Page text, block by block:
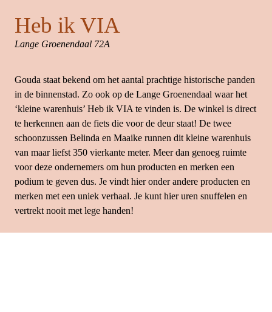
Heb ik VIA
Lange Groenendaal 72A
Gouda staat bekend om het aantal prachtige historische panden
in de binnenstad. Zo ook op de Lange Groenendaal waar het
‘kleine warenhuis’ Heb ik VIA te vinden is. De winkel is direct
te herkennen aan de fiets die voor de deur staat! De twee
schoonzussen Belinda en Maaike runnen dit kleine warenhuis
van maar liefst 350 vierkante meter. Meer dan genoeg ruimte
voor deze ondernemers om hun producten en merken een
podium te geven dus. Je vindt hier onder andere producten en
merken met een uniek verhaal. Je kunt hier uren snuffelen en
vertrekt nooit met lege handen!